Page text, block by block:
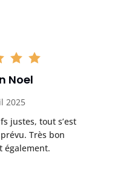
Noel
2025
justes, tout s’est
Très bon
également.